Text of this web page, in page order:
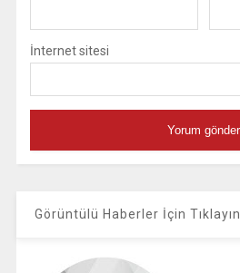
İnternet sitesi
Görüntülü Haberler İçin Tıklayın